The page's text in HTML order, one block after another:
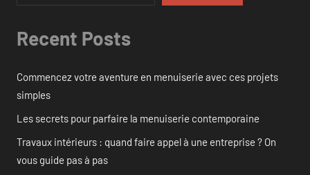
Recent Posts
Commencez votre aventure en menuiserie avec ces projets
simples
Les secrets pour parfaire la menuiserie contemporaine
Travaux intérieurs : quand faire appel à une entreprise ? On
vous guide pas à pas